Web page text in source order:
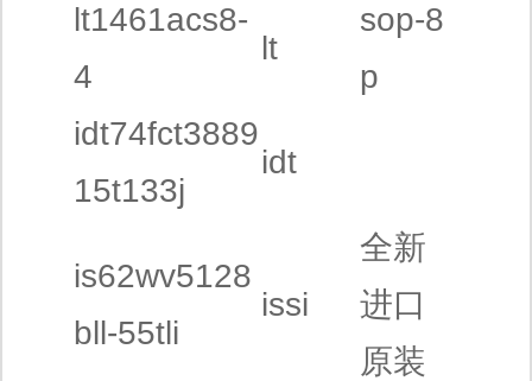
lt1461acs8-
4
lt
sop-8
p
idt74fct3889
15t133j
idt
is62wv5128
bll-55tli
issi
全新
进口
原装